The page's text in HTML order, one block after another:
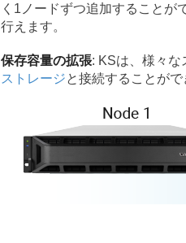
く1ノードずつ追加することが
行えます。
保存容量の拡張: KSは、様々な
ストレージと接続することがで